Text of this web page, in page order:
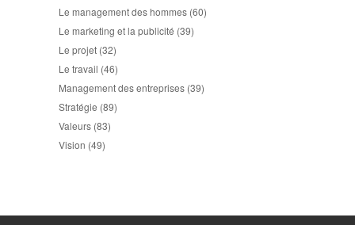
Le management des hommes (60)
Le marketing et la publicité (39)
Le projet (32)
Le travail (46)
Management des entreprises (39)
Stratégie (89)
Valeurs (83)
Vision (49)